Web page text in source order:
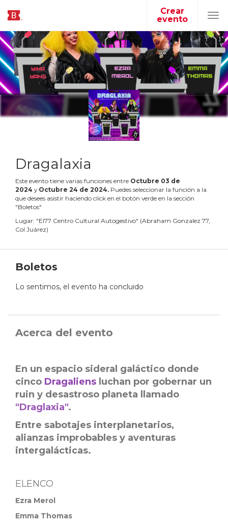
Crear
evento
Dragalaxia
Este evento tiene varias funciones entre Octubre 03 de
2024 y Octubre 24 de 2024. Puedes seleccionar la función a la
que desees asistir haciendo click en el botón verde en la sección
"Boletos"
Lugar: "El77 Centro Cultural Autogestivo" (Abraham Gonzalez 77,
Col Juárez)
Boletos
Lo sentimos, el evento ha concluido
Acerca del evento
En un espacio sideral galáctico donde
cinco Dragaliens luchan por gobernar un
ruin y desastroso planeta llamado
"Draglaxia".
Entre sabotajes interplanetarios,
alianzas improbables y aventuras
intergalácticas.
ELENCO
Ezra Merol
Emma Thomas